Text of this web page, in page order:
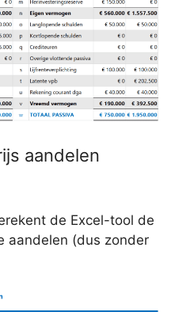
aandelen
de Excel-tool de
aandelen (dus zonder